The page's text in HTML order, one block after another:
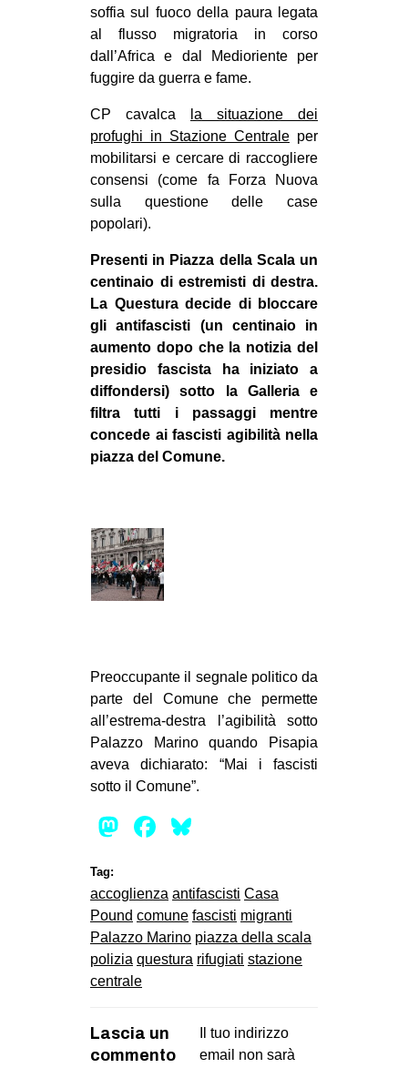
CULTURE
ARTE
CINEMA
MANIFESTI
RECENSIONI
INTERNAZIONALE
AMERICHE
ESTREMO ORIENTE
EUROPA
MEDIO ORIENTE
EVENTI
SEARCH
soffia sul fuoco della paura legata
al flusso migratoria in corso
dall’Africa e dal Medioriente per
fuggire da guerra e fame.
CP cavalca
la situazione dei
profughi in Stazione Centrale per
mobilitarsi e cercare di raccogliere
consensi (come fa Forza Nuova
sulla questione delle case
popolari).
Presenti in Piazza della Scala un
centinaio di estremisti di destra.
La Questura decide di bloccare
gli antifascisti (un centinaio in
aumento dopo che la notizia del
presidio fascista ha iniziato a
diffondersi) sotto la Galleria e
filtra tutti i passaggi mentre
concede ai fascisti agibilità nella
piazza del Comune.
Preoccupante il segnale politico da
parte del Comune che permette
all’estrema-destra l’agibilità sotto
Palazzo Marino quando Pisapia
aveva dichiarato: “Mai i fascisti
sotto il Comune”.
Mastodon
Facebook
Tag:
accoglienza antifascisti Casa
Pound comune fascisti migranti
Palazzo Marino piazza della scala
polizia questura rifugiati stazione
centrale
Lascia un
commento
Il tuo indirizzo
email non sarà